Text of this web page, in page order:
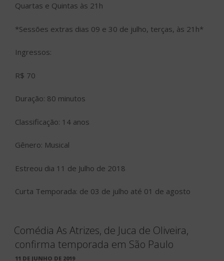
Quartas e Quintas às 21h
*Sessões extras dias 09 e 30 de julho, terças, às 21h*
Ingressos:
R$ 70
Duração: 80 minutos
Classificação: 14 anos
Gênero: Musical
Estreou dia 11 de Julho de 2018
Curta Temporada: de 03 de julho até 01 de agosto
Comédia As Atrizes, de Juca de Oliveira,
confirma temporada em São Paulo
PUBLICADO
11 DE JUNHO DE 2019